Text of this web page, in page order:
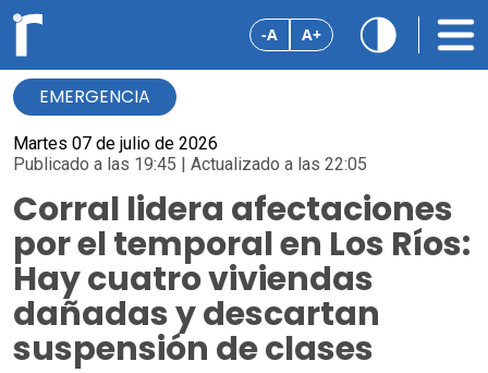
-A A+
EMERGENCIA
Martes 07 de julio de 2026
Publicado a las 19:45 | Actualizado a las 22:05
Corral lidera afectaciones
por el temporal en Los Ríos:
Hay cuatro viviendas
dañadas y descartan
suspensión de clases